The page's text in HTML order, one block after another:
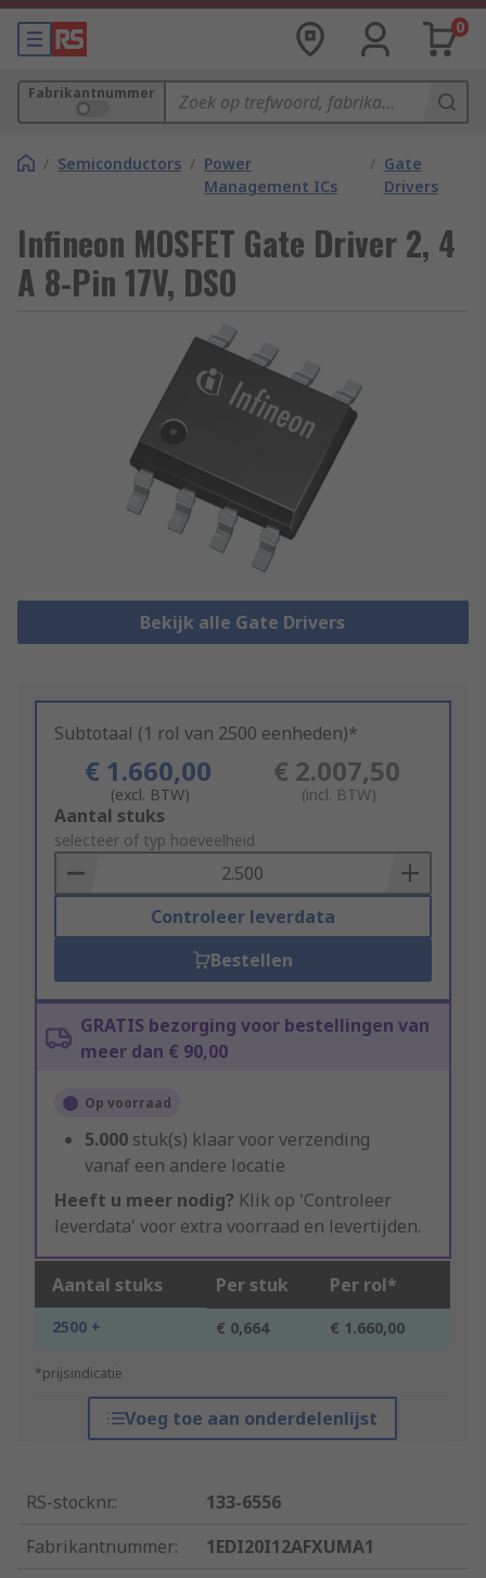
0
Fabrikantnummer
/ Semiconductors / Power
Management ICs
/ Gate
Drivers
Infineon MOSFET Gate Driver 2, 4
A 8-Pin 17V, DSO
Bekijk alle Gate Drivers
Subtotaal (1 rol van 2500 eenheden)*
€ 1.660,00
(excl. BTW)
€ 2.007,50
(incl. BTW)
Add
to
Basket
Aantal stuks
selecteer of typ hoeveelheid
Controleer leverdata
Bestellen
GRATIS bezorging voor bestellingen van
meer dan € 90,00
Op voorraad
5.000 stuk(s) klaar voor verzending
vanaf een andere locatie
Heeft u meer nodig? Klik op 'Controleer
leverdata' voor extra voorraad en levertijden.
Aantal stuks Per stuk Per rol*
2500 + € 0,664 € 1.660,00
*prijsindicatie
Voeg toe aan onderdelenlijst
RS-stocknr.:
133-6556
Fabrikantnummer:
1EDI20I12AFXUMA1